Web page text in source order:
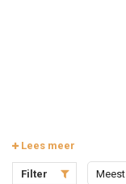
Lees meer
Filter
Meest